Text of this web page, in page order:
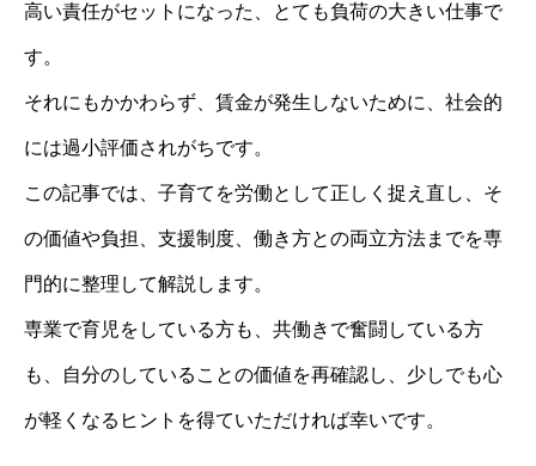
高い責任がセットになった、とても負荷の大きい仕事で
す。
それにもかかわらず、賃金が発生しないために、社会的
には過小評価されがちです。
この記事では、子育てを労働として正しく捉え直し、そ
の価値や負担、支援制度、働き方との両立方法までを専
門的に整理して解説します。
専業で育児をしている方も、共働きで奮闘している方
も、自分のしていることの価値を再確認し、少しでも心
が軽くなるヒントを得ていただければ幸いです。